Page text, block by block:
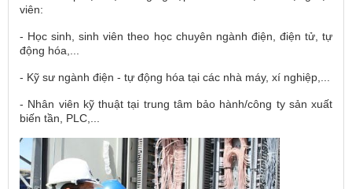
viên:
- Học sinh, sinh viên theo học chuyên ngành điện, điện tử, tự
động hóa,...
- Kỹ sư ngành điện - tự động hóa tại các nhà máy, xí nghiệp,...
- Nhân viên kỹ thuật tại trung tâm bảo hành/công ty sản xuất
biến tần, PLC,...